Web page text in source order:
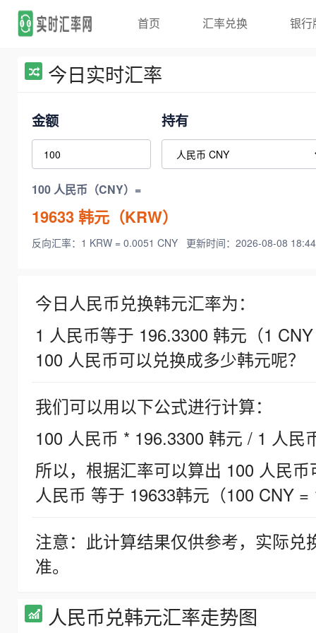
首页 汇率兑换 银行
今日实时汇率
金额 持有
100 人民币（CNY）=
19633韩元（KRW）
反向汇率：1 KRW = 0.0051 CNY 更新时间：2026-08-08
今日人民币兑换韩元汇率为：
1 人民币等于 196.3300 韩元（1
100 人民币可以兑换成多少韩元呢？
我们可以用以下公式进行计算：
100 人民币 * 196.3300 韩元 / 1 人民
所以，根据汇率可以算出 100 人民
人民币 等于 19633韩元（100 CNY =
注意：此计算结果仅供参考，实际
准。
人民币兑韩元汇率走势图